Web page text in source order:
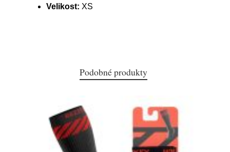
Velikost: XS
Podobné produkty